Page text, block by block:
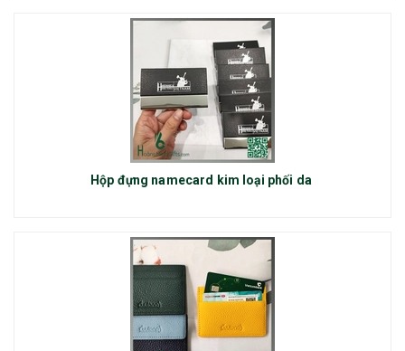
Hộp đựng namecard kim loại phối da